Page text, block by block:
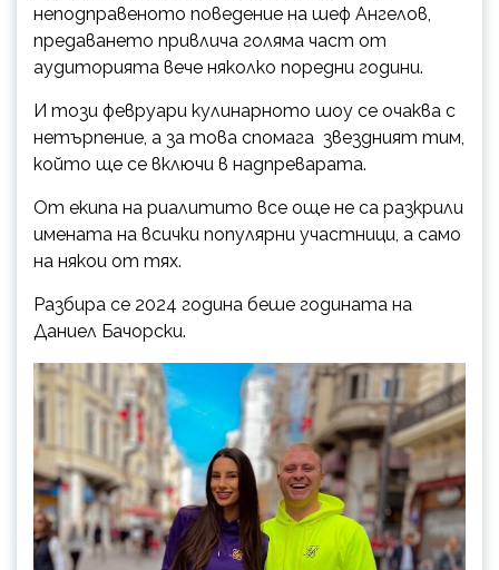
неподправеното поведение на шеф Ангелов,
предаването привлича голяма част от
аудиторията вече няколко поредни години.
И този февруари кулинарното шоу се очаква с
нетърпение, а за това спомага звездният тим,
който ще се включи в надпреварата.
От екипа на риалитито все още не са разкрили
имената на всички популярни участници, а само
на някои от тях.
Разбира се 2024 година беше годината на
Даниел Бачорски.